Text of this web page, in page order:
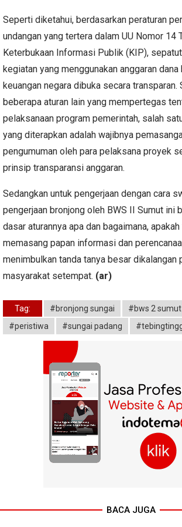
Seperti diketahui, berdasarkan peraturan
undangan yang tertera dalam UU Nomor 14
Keterbukaan Informasi Publik (KIP),
kegiatan yang menggunakan anggaran
keuangan negara dibuka secara transparan.
beberapa aturan lain yang mempertegas
pelaksanaan program pemerintah, salah
yang diterapkan adalah wajibnya
pengumuman oleh para pelaksana proyek
prinsip transparansi anggaran.
Sedangkan untuk pengerjaan dengan cara
pengerjaan bronjong oleh BWS II Sumut ini
dasar aturannya apa dan bagaimana,
memasang papan informasi dan
menimbulkan tanda tanya besar dikalangan
masyarakat setempat. (ar)
Tag: #bronjong sungai #bws 2 sumut
#peristiwa
#sungai padang
BACA JUGA